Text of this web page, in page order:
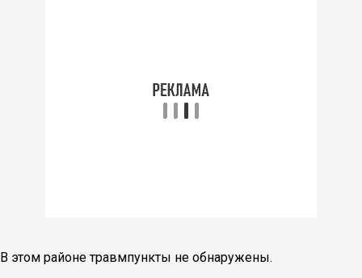
В этом районе травмпункты не обнаружены.